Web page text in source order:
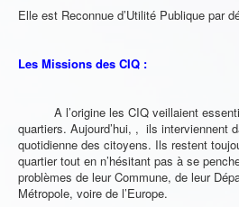
Elle est Reconnue d’Utilité Publique par
Les Missions des CIQ :
A l’origine les CIQ veillaient
quartiers. Aujourd’hui, , ils interviennent
quotidienne des citoyens. Ils restent
quartier tout en n’hésitant pas à se
problèmes de leur Commune, de leur
Métropole, voire de l’Europe.